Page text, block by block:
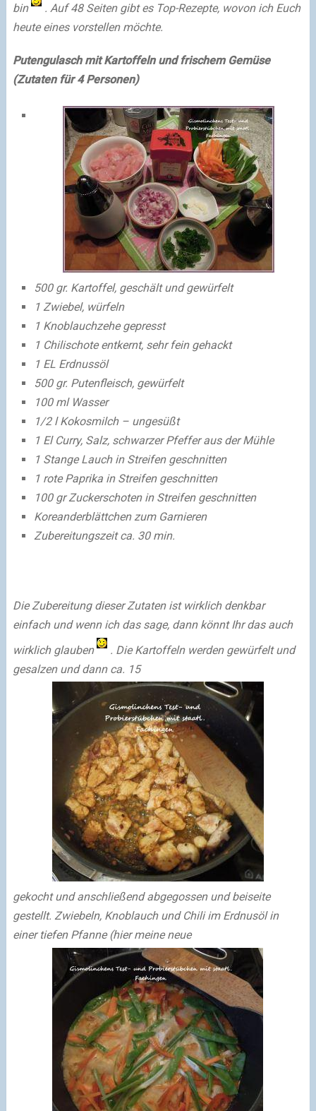
bin
. Auf 48 Seiten gibt es Top-Rezepte, wovon ich Euch
heute eines vorstellen möchte.
Putengulasch mit Kartoffeln und frischem Gemüse
(Zutaten für 4 Personen)
500 gr. Kartoffel, geschält und gewürfelt
1 Zwiebel, würfeln
1 Knoblauchzehe gepresst
1 Chilischote entkernt, sehr fein gehackt
1 EL Erdnussöl
500 gr. Putenfleisch, gewürfelt
100 ml Wasser
1/2 l Kokosmilch – ungesüßt
1 El Curry, Salz, schwarzer Pfeffer aus der Mühle
1 Stange Lauch in Streifen geschnitten
1 rote Paprika in Streifen geschnitten
100 gr Zuckerschoten in Streifen geschnitten
Koreanderblättchen zum Garnieren
Zubereitungszeit ca. 30 min.
Die Zubereitung dieser Zutaten ist wirklich denkbar
einfach und wenn ich das sage, dann könnt Ihr das auch
wirklich glauben
. Die Kartoffeln werden gewürfelt und
gesalzen und dann ca. 15
gekocht und anschließend abgegossen und beiseite
gestellt. Zwiebeln, Knoblauch und Chili im Erdnusöl in
einer tiefen Pfanne (hier meine neue